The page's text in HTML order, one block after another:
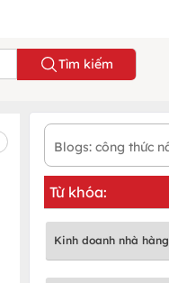
Tìm kiếm
Đặc sản vùng miền
Blog
mới
nhất
Từ khóa:
Kinh doanh nhà hàng